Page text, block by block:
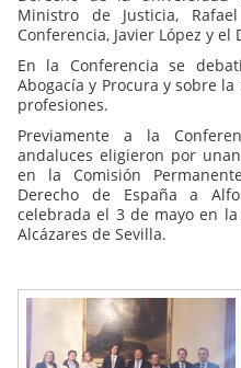
Ministro de Justicia,
Conferencia, Javier López y el
En la Conferencia se
Abogacía y Procura y sobre
profesiones.
Previamente a la
andaluces eligieron por
en la Comisión
Derecho de España a
celebrada el 3 de mayo en
Alcázares de Sevilla.